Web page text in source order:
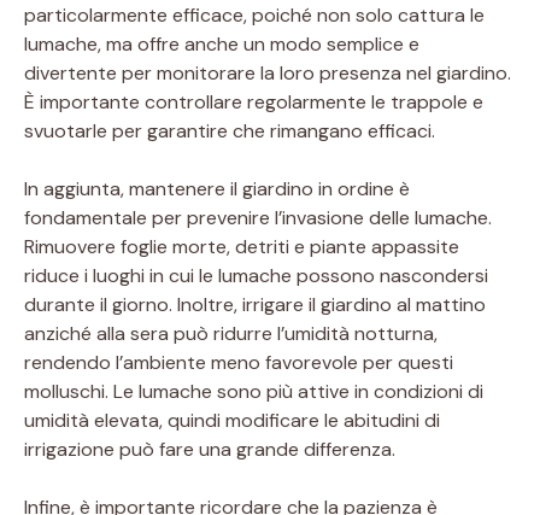
particolarmente efficace, poiché non solo cattura le
lumache, ma offre anche un modo semplice e
divertente per monitorare la loro presenza nel giardino.
È importante controllare regolarmente le trappole e
svuotarle per garantire che rimangano efficaci.
In aggiunta, mantenere il giardino in ordine è
fondamentale per prevenire l’invasione delle lumache.
Rimuovere foglie morte, detriti e piante appassite
riduce i luoghi in cui le lumache possono nascondersi
durante il giorno. Inoltre, irrigare il giardino al mattino
anziché alla sera può ridurre l’umidità notturna,
rendendo l’ambiente meno favorevole per questi
molluschi. Le lumache sono più attive in condizioni di
umidità elevata, quindi modificare le abitudini di
irrigazione può fare una grande differenza.
Infine, è importante ricordare che la pazienza è